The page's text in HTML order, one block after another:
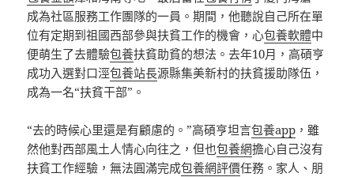
成為社區服務工作團隊的一員。期間，他聽說自己所在單
位有定期到祖國西部參與扶貧工作的機會，心包養軟體中
便萌生了去體驗包養扶貧助貧的想法。去年10月，高碩亨
成功入選對口涇包養站長源縣集美新村的扶貧援助隊伍，
成為一名“扶貧干部”。
“去的時候心里還是有顧慮的。”高碩亨坦言包養app ，雖
然他對西部風土人情心向往之，但也包養網擔心自己沒有
扶貧工作經驗，無法圓滿完成包養網評價任務。家人、朋